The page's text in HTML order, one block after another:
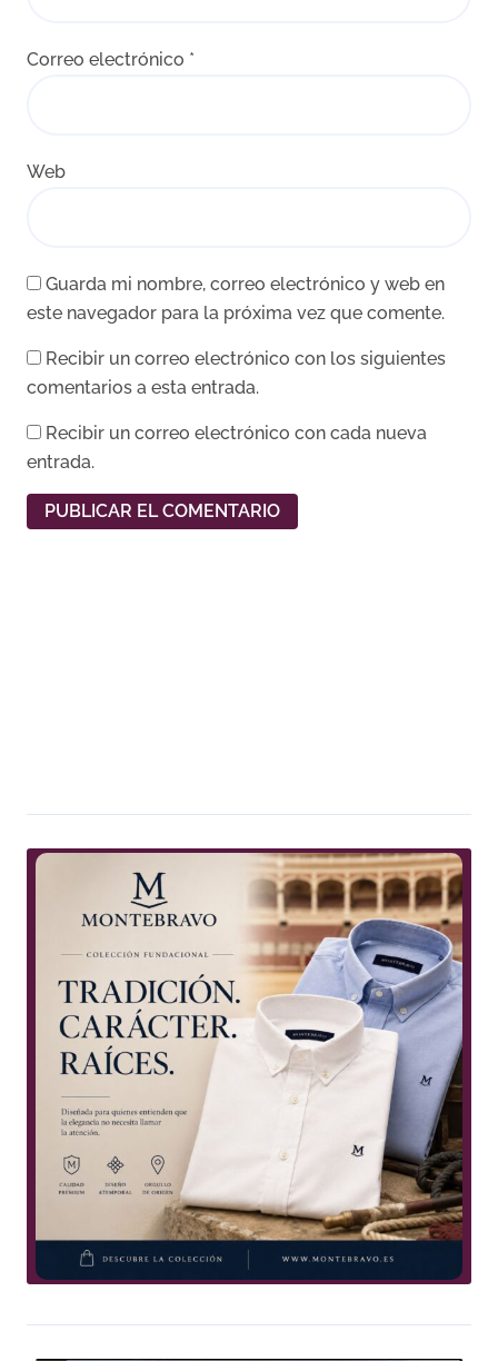
Correo electrónico *
Web
Guarda mi nombre, correo electrónico y web en
este navegador para la próxima vez que comente.
Recibir un correo electrónico con los siguientes
comentarios a esta entrada.
Recibir un correo electrónico con cada nueva
entrada.